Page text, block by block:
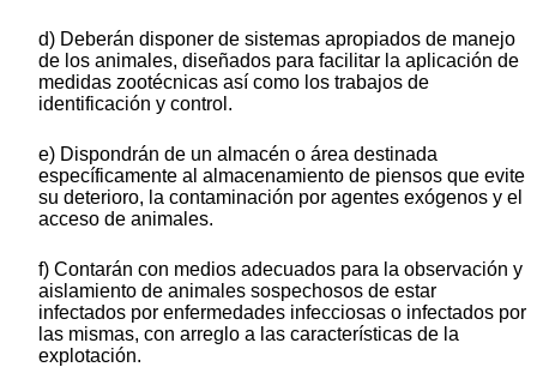
d) Deberán disponer de sistemas apropiados de manejo
de los animales, diseñados para facilitar la aplicación de
medidas zootécnicas así como los trabajos de
identificación y control.
e) Dispondrán de un almacén o área destinada
específicamente al almacenamiento de piensos que evite
su deterioro, la contaminación por agentes exógenos y el
acceso de animales.
f) Contarán con medios adecuados para la observación y
aislamiento de animales sospechosos de estar
infectados por enfermedades infecciosas o infectados por
las mismas, con arreglo a las características de la
explotación.